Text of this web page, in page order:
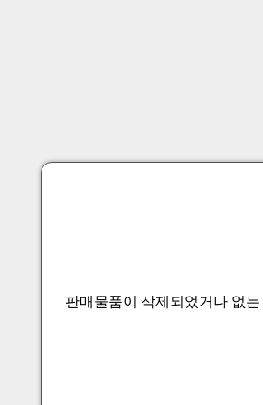
판매물품이 삭제되었거나 없